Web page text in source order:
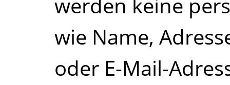
werden keine
wie Name,
oder E-Mail-